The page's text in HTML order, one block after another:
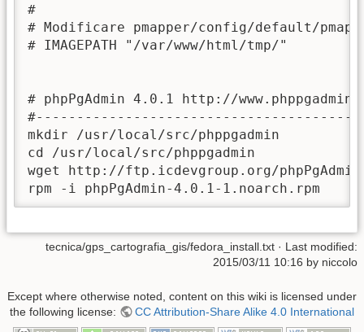
#
# Modificare pmapper/config/default/
# IMAGEPATH "/var/www/html/tmp/"
# phpPgAdmin 4.0.1 http://
mkdir /usr/local/src/phppgadmin
cd /usr/local/src/phppgadmin
wget http://ftp.icdevgroup.org/
rpm -i phpPgAdmin-4.0.1-1.noarch.rpm
tecnica/gps_cartografia_gis/fedora_install.txt · Last modified:
2015/03/11 10:16 by niccolo
Except where otherwise noted, content on this wiki is licensed under
the following license:
CC Attribution-Share Alike 4.0 International